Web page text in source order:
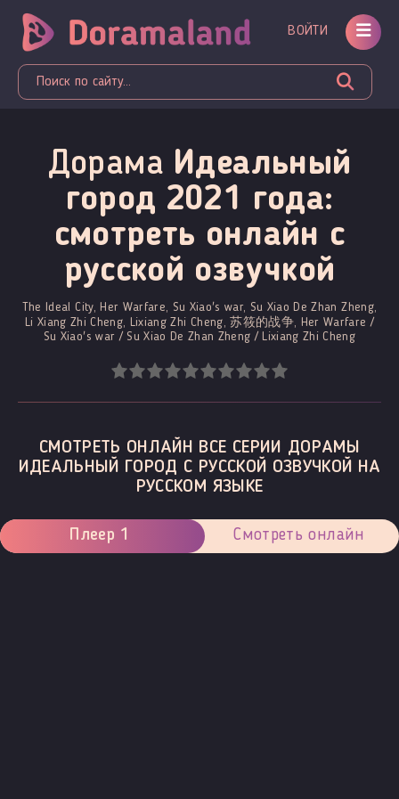
ВОЙТИ
Дорама Идеальный
город 2021 года:
смотреть онлайн c
русской озвучкой
The Ideal City, Her Warfare, Su Xiao's war, Su Xiao De Zhan Zheng,
Li Xiang Zhi Cheng, Lixiang Zhi Cheng, 苏筱的战争, Her Warfare /
Su Xiao's war / Su Xiao De Zhan Zheng / Lixiang Zhi Cheng
СМОТРЕТЬ ОНЛАЙН ВСЕ СЕРИИ ДОРАМЫ
ИДЕАЛЬНЫЙ ГОРОД С РУССКОЙ ОЗВУЧКОЙ НА
РУССКОМ ЯЗЫКЕ
Плеер 1 Смотреть онлайн